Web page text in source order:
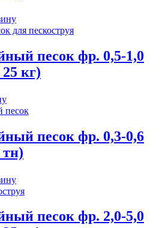
песок фр. 0,5-1,0
кг)
песок фр. 0,3-0,6
песок фр. 2,0-5,0